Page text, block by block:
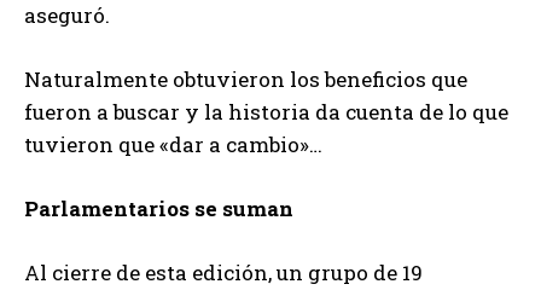
aseguró.
Naturalmente obtuvieron los beneficios que
fueron a buscar y la historia da cuenta de lo que
tuvieron que «dar a cambio»…
Parlamentarios se suman
Al cierre de esta edición, un grupo de 19